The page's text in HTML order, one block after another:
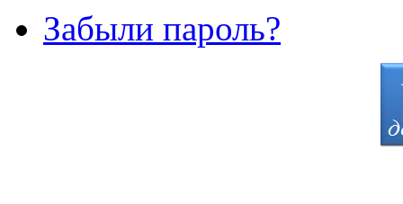
Забыли пароль?